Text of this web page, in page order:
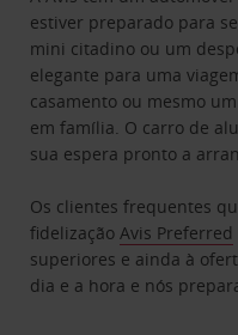
estiver preparado para
mini citadino ou um
elegante para uma
casamento ou mesmo
em família. O carro de
sua espera pronto a
Os clientes frequentes
fidelizaçãoAvis Preferred
superiores e ainda à
dia e a hora e nós